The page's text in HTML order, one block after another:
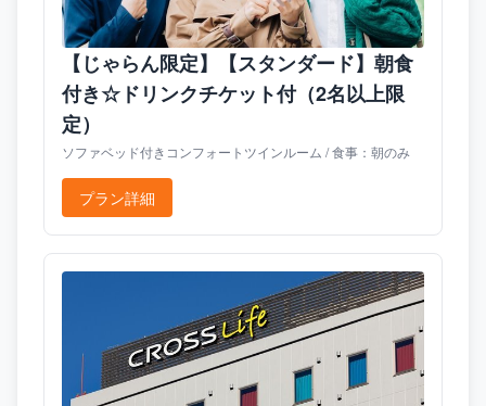
【じゃらん限定】【スタンダード】朝食
付き☆ドリンクチケット付（2名以上限
定）
ソファベッド付きコンフォートツインルーム / 食事：朝のみ
プラン詳細